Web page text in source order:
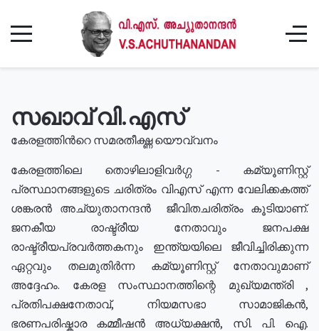
സഖാവ് വി.എസ്
കേരളത്തിൻറെ സമരതീക്ഷ്ണ യൌവ്വനം
കേരളത്തിലെ തൊഴിലാളിവർഗ്ഗ - കമ്യൂണിസ്റ്റ്
പ്രസ്ഥാനങ്ങളുടെ ചരിത്രം വിഎസ് എന്ന വേലിക്കകത്ത്
ശങ്കരൻ അച്യുതാനന്ദൻ ജീവിതചരിത്രം കൂടിയാണ്.
ജനകീയ രാഷ്ട്രീയ നേതാവും ജനപക്ഷ
രാഷ്ട്രീയപ്രവർത്തകനും ഇന്ത്യയിലെ ജീവിച്ചിരിക്കുന്ന
ഏറ്റവും തലമുതിർന്ന കമ്യൂണിസ്റ്റ് നേതാവുമാണ്
അദ്ദേഹം. കേരള സംസ്ഥാനത്തിന്റെ മുഖ്യമന്ത്രി ,
പ്രതിപക്ഷനേതാവ്, നിയമസഭാ സാമാജികൻ,
ഭരണപരിഷ്കാര കമ്മീഷൻ അധ്യക്ഷൻ, സി. പി. ഐ.